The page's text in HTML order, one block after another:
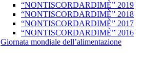
“NONTISCORDARDIMÈ” 2019
“NONTISCORDARDIMÈ” 2018
“NONTISCORDARDIMÈ” 2017
“NONTISCORDARDIMÈ” 2016
Giornata mondiale dell’alimentazione